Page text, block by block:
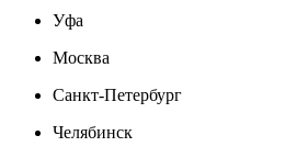
Уфа
Москва
Санкт-Петербург
Челябинск